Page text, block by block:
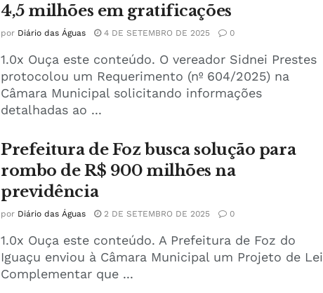
4,5 milhões em gratificações
por Diário das Águas 4 DE SETEMBRO DE 2025 0
1.0x Ouça este conteúdo. O vereador Sidnei Prestes
protocolou um Requerimento (nº 604/2025) na
Câmara Municipal solicitando informações
detalhadas ao ...
Prefeitura de Foz busca solução para
rombo de R$ 900 milhões na
previdência
por Diário das Águas 2 DE SETEMBRO DE 2025 0
1.0x Ouça este conteúdo. A Prefeitura de Foz do
Iguaçu enviou à Câmara Municipal um Projeto de Lei
Complementar que ...